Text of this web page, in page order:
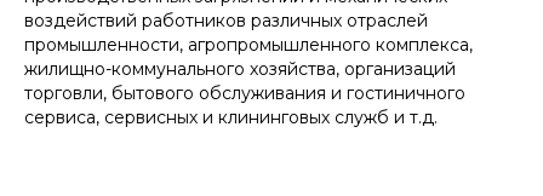
воздействий работников различных отраслей
промышленности, агропромышленного комплекса,
жилищно-коммунального хозяйства, организаций
торговли, бытового обслуживания и гостиничного
сервиса, сервисных и клининговых служб и т.д.